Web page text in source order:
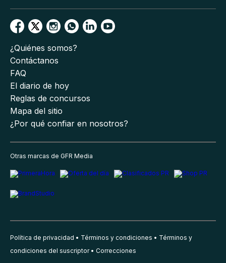
¿Quiénes somos?
Contáctanos
FAQ
El diario de hoy
Reglas de concursos
Mapa del sitio
¿Por qué confiar en nosotros?
Otras marcas de GFR Media
Política de privacidad Términos y condiciones
Términos y
condiciones del suscriptor
Correcciones